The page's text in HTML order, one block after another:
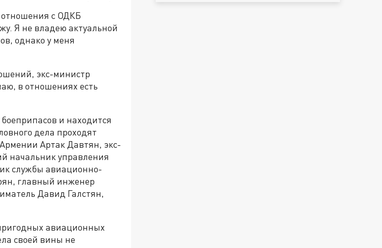
отношения с ОДКБ
Я не владею актуальной
однако у меня
экс-министр
в отношениях есть
и находится
дела проходят
Артак Давтян, экс-
начальник управления
службы авиационно-
главный инженер
Давид Галстян,
авиационных
своей вины не